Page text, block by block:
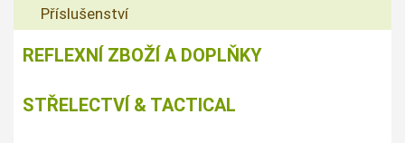
Příslušenství
REFLEXNÍ ZBOŽÍ A DOPLŇKY
STŘELECTVÍ & TACTICAL